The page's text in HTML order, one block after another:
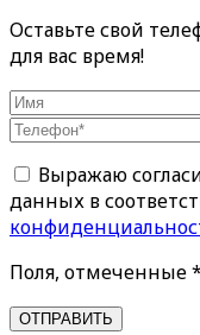
Оставьте свой
для вас время!
Выражаю
данных в
Поля, отмеченные
ОТПРАВИТЬ